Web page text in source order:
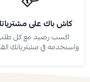
كاش باك على
اكسب رصيد مع كل
واستخدمه في مشترياتك